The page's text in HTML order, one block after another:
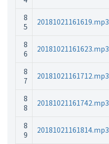
8
5
20181021161619.mp3
8
6
20181021161623.mp3
8
7
20181021161712.mp3
8
8
20181021161742.mp3
8
9
20181021161814.mp3